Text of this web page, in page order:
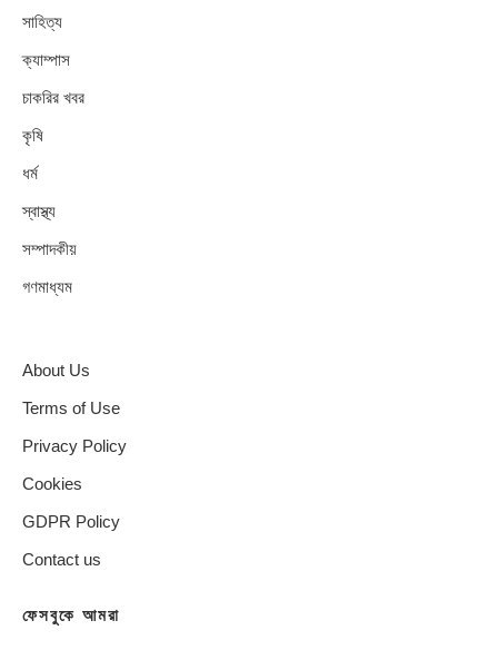
সাহিত্য
ক্যাম্পাস
চাকরির খবর
কৃষি
ধর্ম
স্বাস্থ্য
সম্পাদকীয়
গণমাধ্যম
About Us
Terms of Use
Privacy Policy
Cookies
GDPR Policy
Contact us
ফেসবুকে আমরা